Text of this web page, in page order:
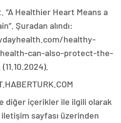
“A Healthier Heart Means a
Şuradan alındı:
healthy-
can-also-protect-the-
diğer içerikler ile ilgili olarak
sayfası üzerinden